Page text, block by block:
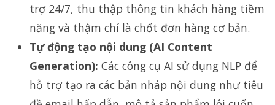
trợ 24/7, thu thập thông tin khách hàng tiềm
năng và thậm chí là chốt đơn hàng cơ bản.
Tự động tạo nội dung (AI Content
Generation): Các công cụ AI sử dụng NLP để
hỗ trợ tạo ra các bản nháp nội dung như tiêu